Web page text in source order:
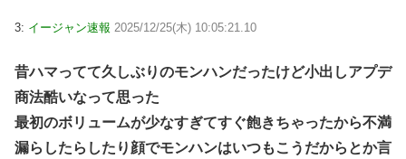
3: イージャン速報 2025/12/25(木) 10:05:21.10
昔ハマってて久しぶりのモンハンだったけど小出しアプデ
商法酷いなって思った
最初のボリュームが少なすぎてすぐ飽きちゃったから不満
漏らしたらしたり顔でモンハンはいつもこうだからとか言